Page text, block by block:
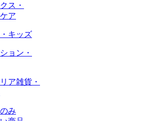
ス・
ア
キッズ
ョン・
ア雑貨・
み